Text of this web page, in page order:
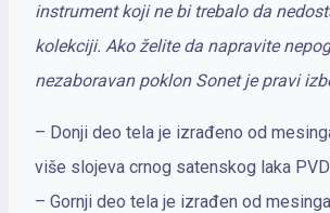
instrument koji ne bi trebalo da
kolekciji. Ako želite da napravite
nezaboravan poklon Sonet je pravi
– Donji deo tela je izrađeno od
više slojeva crnog satenskog laka
– Gornji deo tela je izrađen od